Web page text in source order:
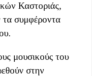
Καστοριάς,
συμφέροντα
μουσικούς του
στην